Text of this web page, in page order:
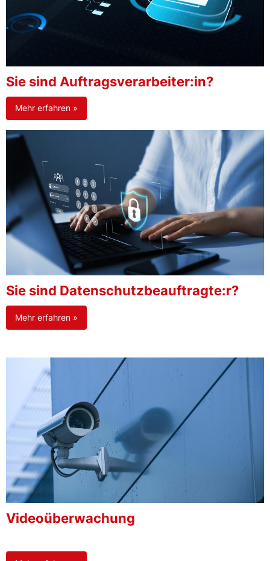
Sie sind Auftragsverarbeiter:in?
Mehr erfahren »
Sie sind Datenschutzbeauftragte:r?
Mehr erfahren »
Videoüberwachung